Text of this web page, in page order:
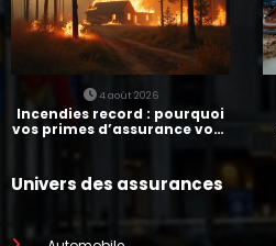
4 août 2026
Incendies record : pourquoi
vos primes d’assurance vont
Univers des assurances